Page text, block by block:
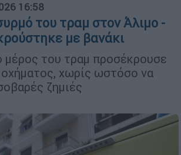
16:58
του τραμ στον Άλιμο -
με βανάκι
μέρος του τραμ προσέκρουσε
χωρίς ωστόσο να
ζημιές